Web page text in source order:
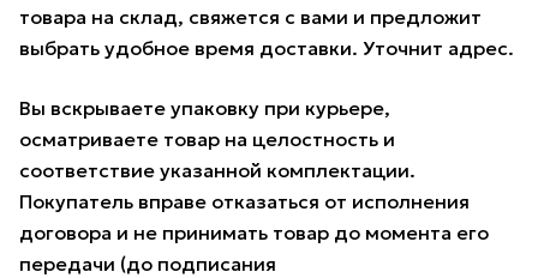
товара на склад, свяжется с вами и предложит
выбрать удобное время доставки. Уточнит адрес.
Вы вскрываете упаковку при курьере,
осматриваете товар на целостность и
соответствие указанной комплектации.
Покупатель вправе отказаться от исполнения
договора и не принимать товар до момента его
передачи (до подписания